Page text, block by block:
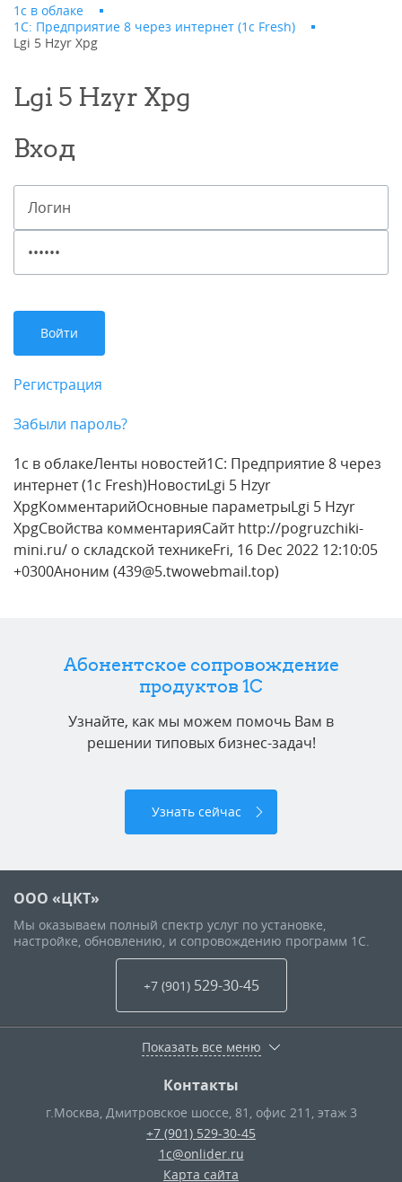
1с в облаке
1С: Предприятие 8 через интернет (1c Fresh)
Lgi 5 Hzyr Xpg
Lgi 5 Hzyr Xpg
Вход
Регистрация
Забыли пароль?
1с в облакеЛенты новостей1С: Предприятие 8 через
интернет (1c Fresh)НовостиLgi 5 Hzyr
XpgКомментарийОсновные параметрыLgi 5 Hzyr
XpgСвойства комментарияСайт http://pogruzchiki-
mini.ru/ о складской техникеFri, 16 Dec 2022 12:10:05
+0300Аноним (439@5.twowebmail.top)
Абонентское сопровождение
продуктов 1C
Узнайте, как мы можем помочь Вам в
решении типовых бизнес-задач!
Узнать сейчас
ООО «ЦКТ»
Мы оказываем полный спектр услуг по установке,
настройке, обновлению, и сопровождению программ 1С.
+7 (901) 529-30-45
Показать все меню
Контакты
г.Москва Дмитровское шоссе, 81, офис 211, этаж 3
+7 (901) 529-30-45
1c@onlider.ru
Карта сайта